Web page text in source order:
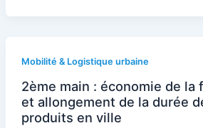
Mobilité & Logistique urbaine
2ème main : économie de la
et allongement de la durée
produits en ville